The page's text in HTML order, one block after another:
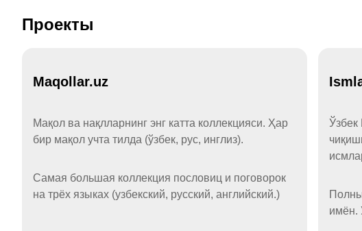
Проекты
Maqollar.uz
Мақол ва нақлларнинг энг катта коллекцияси. Ҳар
бир мақол учта тилда (ўзбек, рус, инглиз).
Самая большая коллекция пословиц и поговорок
на трёх языках (узбекский, русский, английский.)
Ўзбек
имён.